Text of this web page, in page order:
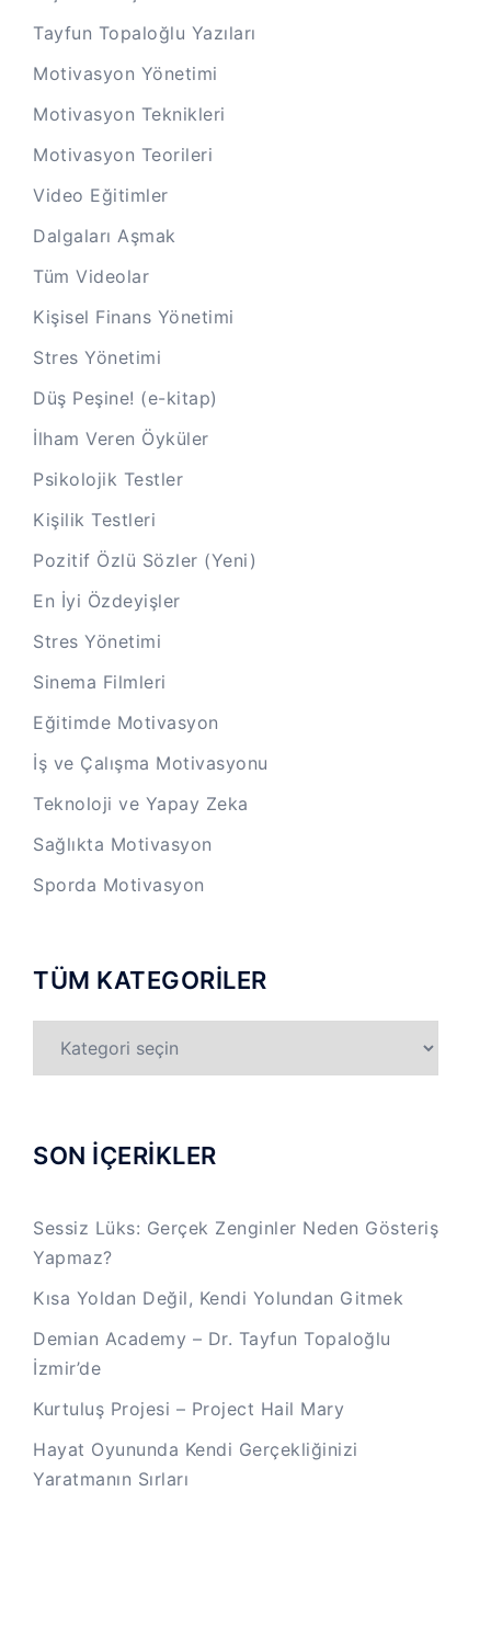
Tayfun Topaloğlu Yazıları
Motivasyon Yönetimi
Motivasyon Teknikleri
Motivasyon Teorileri
Video Eğitimler
Dalgaları Aşmak
Tüm Videolar
Kişisel Finans Yönetimi
Stres Yönetimi
Düş Peşine! (e-kitap)
İlham Veren Öyküler
Psikolojik Testler
Kişilik Testleri
Pozitif Özlü Sözler (Yeni)
En İyi Özdeyişler
Stres Yönetimi
Sinema Filmleri
Eğitimde Motivasyon
İş ve Çalışma Motivasyonu
Teknoloji ve Yapay Zeka
Sağlıkta Motivasyon
Sporda Motivasyon
TÜM KATEGORİLER
KATEGORİLER
SON İÇERİKLER
Sessiz Lüks: Gerçek Zenginler Neden Gösteriş
Yapmaz?
Kısa Yoldan Değil, Kendi Yolundan Gitmek
Demian Academy – Dr. Tayfun Topaloğlu
İzmir’de
Kurtuluş Projesi – Project Hail Mary
Hayat Oyununda Kendi Gerçekliğinizi
Yaratmanın Sırları